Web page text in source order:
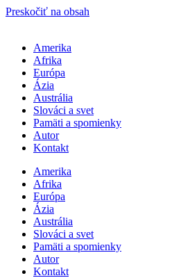
Preskočiť na obsah
Amerika
Afrika
Európa
Ázia
Austrália
Slováci a svet
Pamäti a spomienky
Autor
Kontakt
Amerika
Afrika
Európa
Ázia
Austrália
Slováci a svet
Pamäti a spomienky
Autor
Kontakt